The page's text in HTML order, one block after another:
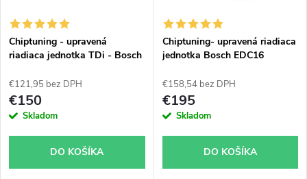
i
e
p
r
s
p
r
o
Chiptuning - upravená
riadiaca jednotka TDi - Bosch
€121,95 bez DPH
€150
Skladom
DO KOŠÍKA
Chiptuning- upravená riadiaca
jednotka Bosch EDC16
€158,54 bez DPH
€195
Skladom
DO KOŠÍKA